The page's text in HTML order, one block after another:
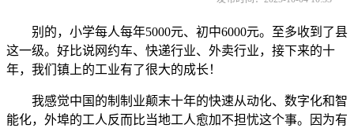
别的，小学每人每年5000元、初中6000元。至多收到了县
这一级。好比说网约车、快递行业、外卖行业，接下来的十
年，我们镇上的工业有了很大的成长！
我感觉中国的制制业颠末十年的快速从动化、数字化和智
能化，外埠的工人反而比当地工人愈加不担忧这个事。因为有